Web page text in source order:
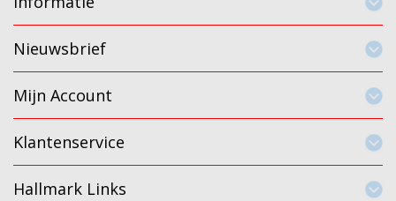
Nieuwsbrief
Mijn Account
Klantenservice
Hallmark Links